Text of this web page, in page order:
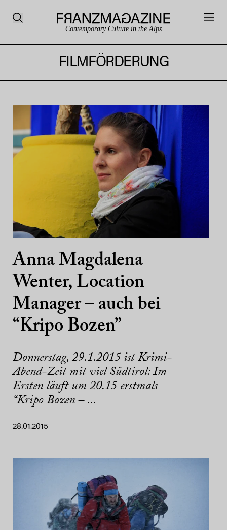
Contemporary Culture in the Alps
FILMFÖRDERUNG
Anna Magdalena
Wenter, Location
Manager – auch bei
“Kripo Bozen”
Donnerstag, 29.1.2015 ist Krimi-
Abend-Zeit mit viel Südtirol: Im
Ersten läuft um 20.15 erstmals
“Kripo Bozen – ...
28.01.2015